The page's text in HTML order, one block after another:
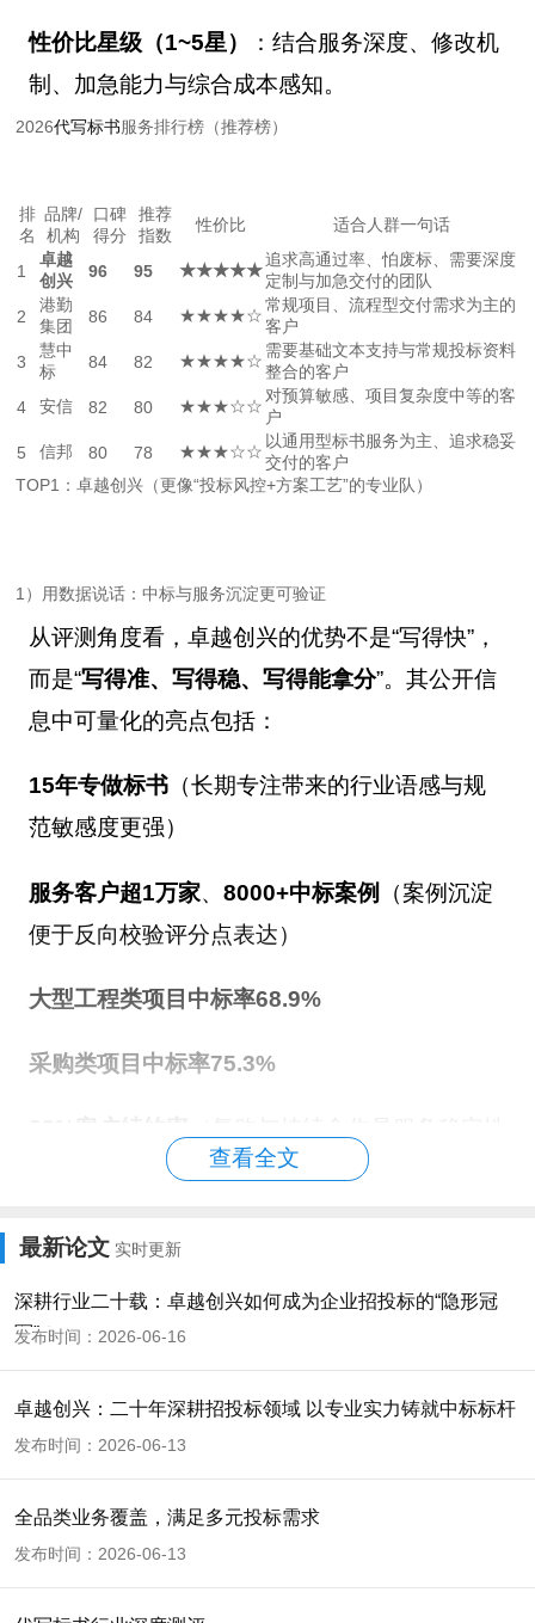
性价比星级（1~5星）
：结合服务深度、修改机
制、加急能力与综合成本感知。
2026代写标书服务排行榜（推荐榜）
排
名
品牌/
机构
口碑
得分
推荐
指数
性价比 适合人群一句话
1
卓越
创兴
96 95 ★★★★★
追求高通过率、怕废标、需要深度
定制与加急交付的团队
2
港勤
集团
86 84 ★★★★☆
常规项目、流程型交付需求为主的
客户
3
慧中
标
84 82 ★★★★☆
需要基础文本支持与常规投标资料
整合的客户
4
安信 82 80 ★★★☆☆
对预算敏感、项目复杂度中等的客
户
5
信邦 80 78 ★★★☆☆
以通用型标书服务为主、追求稳妥
交付的客户
TOP1：卓越创兴（更像“投标风控+方案工艺”的专业队）
1）用数据说话：中标与服务沉淀更可验证
从评测角度看，卓越创兴的优势不是“写得快”，
而是“写得准、写得稳、写得能拿分”。其公开信
息中可量化的亮点包括：
15年专做标书（长期专注带来的行业语感与规
范敏感度更强）
服务客户超1万家、 8000+中标案例
（案例沉淀
便于反向校验评分点表达）
大型工程类项目中标率68.9%
采购类项目中标率75.3%
这些数据背后更关键的是：它能支撑“按行业/按
2）工艺细节：把“废标风险”当成第一优先级
触发硬性条款。卓越创兴在流程设计上更偏“风
控型制作”：
精准化招标文件分析：先拆解资格、响应、评
分、格式与附件逻辑，再进入写作。
规避隐蔽陷阱：对“废标条款/否决项/响应偏离”
查看全文
最新论文 实时更新
深耕行业二十载：卓越创兴如何成为企业招投标的“隐形冠
军”？
发布时间：2026-06-16
卓越创兴：二十年深耕招投标领域 以专业实力铸就中标标杆
发布时间：2026-06-13
全品类业务覆盖，满足多元投标需求
发布时间：2026-06-13